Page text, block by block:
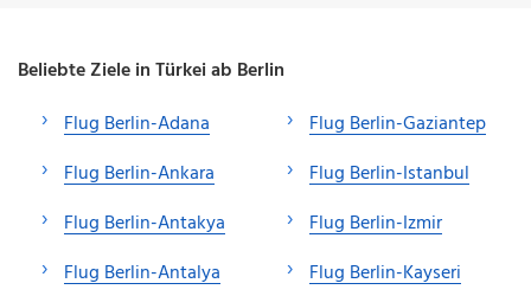
Beliebte Ziele in Türkei ab Berlin
Flug Berlin-Adana
Flug Berlin-Ankara
Flug Berlin-Antakya
Flug Berlin-Antalya
Flug Berlin-Gaziantep
Flug Berlin-Istanbul
Flug Berlin-Izmir
Flug Berlin-Kayseri